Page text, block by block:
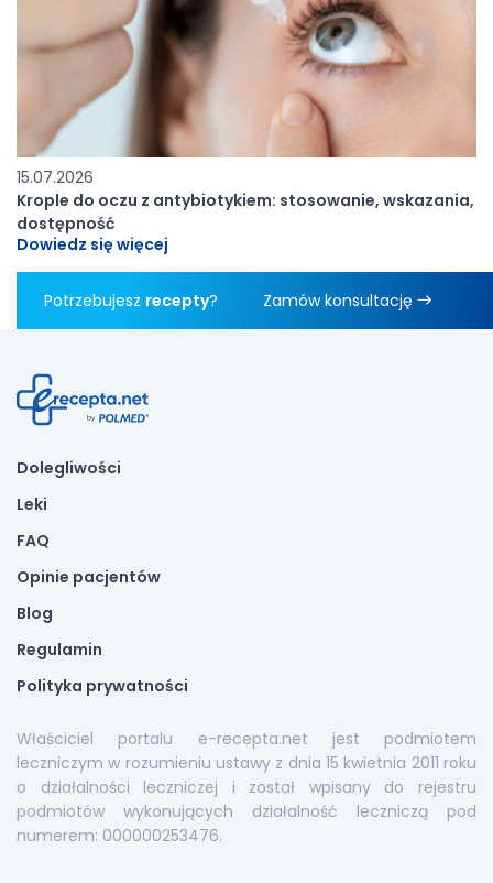
15.07.2026
Krople do oczu z antybiotykiem: stosowanie, wskazania,
dostępność
Dowiedz się więcej
Potrzebujesz recepty? Zamów konsultację
Dolegliwości
Leki
FAQ
Opinie pacjentów
Blog
Regulamin
Polityka prywatności
Właściciel portalu e-recepta.net jest podmiotem
leczniczym w rozumieniu ustawy z dnia 15 kwietnia 2011 roku
o działalności leczniczej i został wpisany do rejestru
podmiotów wykonujących działalność leczniczą pod
numerem: 000000253476.